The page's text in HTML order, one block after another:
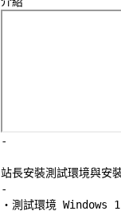
-
站長安裝測試環境與安
-
‧測試環境 Windows